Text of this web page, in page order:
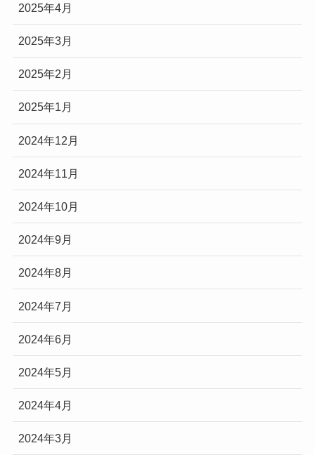
2025年4月
2025年3月
2025年2月
2025年1月
2024年12月
2024年11月
2024年10月
2024年9月
2024年8月
2024年7月
2024年6月
2024年5月
2024年4月
2024年3月